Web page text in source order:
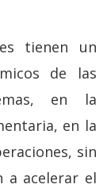
tienen un
de las
en la
en la
sin
a acelerar el